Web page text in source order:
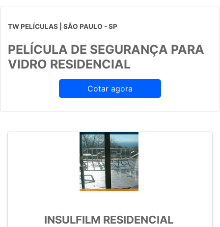
TW PELÍCULAS | SÃO PAULO - SP
PELÍCULA DE SEGURANÇA PARA
VIDRO RESIDENCIAL
Cotar agora
INSULFILM RESIDENCIAL